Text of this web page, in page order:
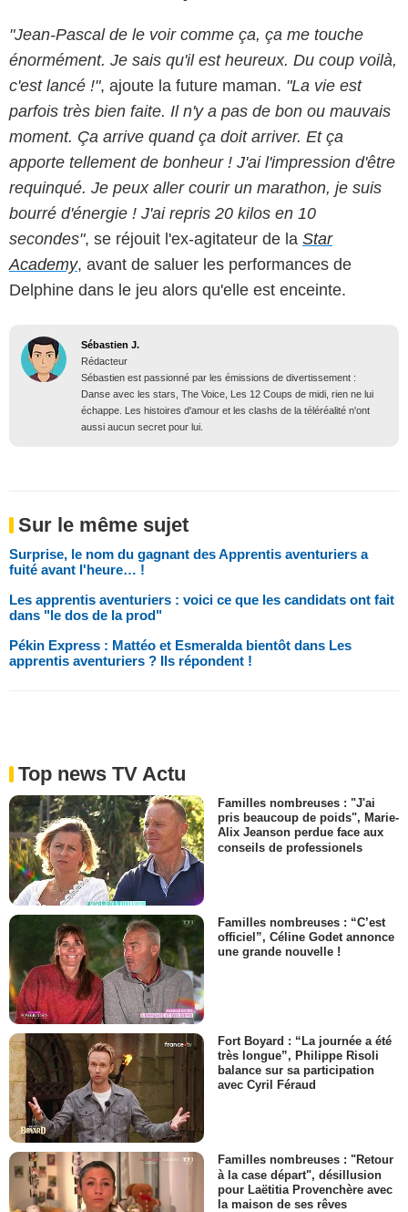
"Jean-Pascal de le voir comme ça, ça me touche
énormément. Je sais qu'il est heureux. Du coup voilà,
c'est lancé !", ajoute la future maman. "La vie est
parfois très bien faite. Il n'y a pas de bon ou mauvais
moment. Ça arrive quand ça doit arriver. Et ça
apporte tellement de bonheur ! J'ai l'impression d'être
requinqué. Je peux aller courir un marathon, je suis
bourré d'énergie ! J'ai repris 20 kilos en 10
secondes", se réjouit l'ex-agitateur de la Star
Academy, avant de saluer les performances de
Delphine dans le jeu alors qu'elle est enceinte.
Sébastien J.
Rédacteur
Sébastien est passionné par les émissions de divertissement :
Danse avec les stars, The Voice, Les 12 Coups de midi, rien ne lui
échappe. Les histoires d'amour et les clashs de la téléréalité n'ont
aussi aucun secret pour lui.
Sur le même sujet
Surprise, le nom du gagnant des Apprentis aventuriers a
fuité avant l'heure… !
Les apprentis aventuriers : voici ce que les candidats ont fait
dans "le dos de la prod"
Pékin Express : Mattéo et Esmeralda bientôt dans Les
apprentis aventuriers ? Ils répondent !
Top news TV Actu
Familles nombreuses : "J'ai
pris beaucoup de poids", Marie-
Alix Jeanson perdue face aux
conseils de professionels
Familles nombreuses : “C’est
officiel”, Céline Godet annonce
une grande nouvelle !
Fort Boyard : “La journée a été
très longue”, Philippe Risoli
balance sur sa participation
avec Cyril Féraud
Familles nombreuses : "Retour
à la case départ", désillusion
pour Laëtitia Provenchère avec
la maison de ses rêves